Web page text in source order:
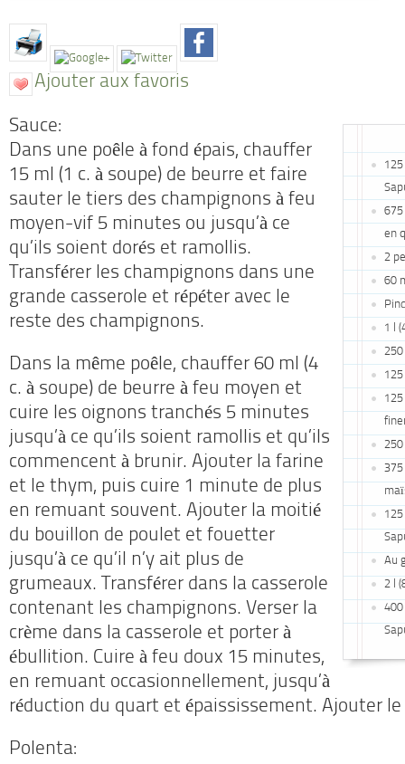
Ajouter aux favoris
675
en
2
60
1 l
250
Au
2 l
Sauce:
Dans une poêle à fond épais, chauffer
15 ml (1 c. à soupe) de beurre et faire
sauter le tiers des champignons à feu
moyen-vif 5 minutes ou jusqu’à ce
qu’ils soient dorés et ramollis.
Transférer les champignons dans une
grande casserole et répéter avec le
reste des champignons.
Dans la même poêle, chauffer 60 ml (4
c. à soupe) de beurre à feu moyen et
cuire les oignons tranchés 5 minutes
jusqu’à ce qu’ils soient ramollis et qu’ils
commencent à brunir. Ajouter la farine
et le thym, puis cuire 1 minute de plus
en remuant souvent. Ajouter la moitié
du bouillon de poulet et fouetter
jusqu’à ce qu’il n’y ait plus de
grumeaux. Transférer dans la casserole
contenant les champignons. Verser la
crème dans la casserole et porter à
ébullition. Cuire à feu doux 15 minutes,
en remuant occasionnellement, jusqu’à
réduction du quart et épaississement. Ajouter
Polenta: